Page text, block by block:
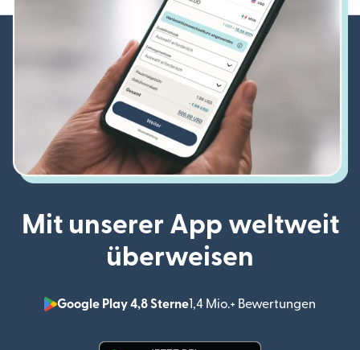
Mit unserer App weltweit
überweisen
Google Play 4,8 Sterne1,4 Mio.+ Bewertungen